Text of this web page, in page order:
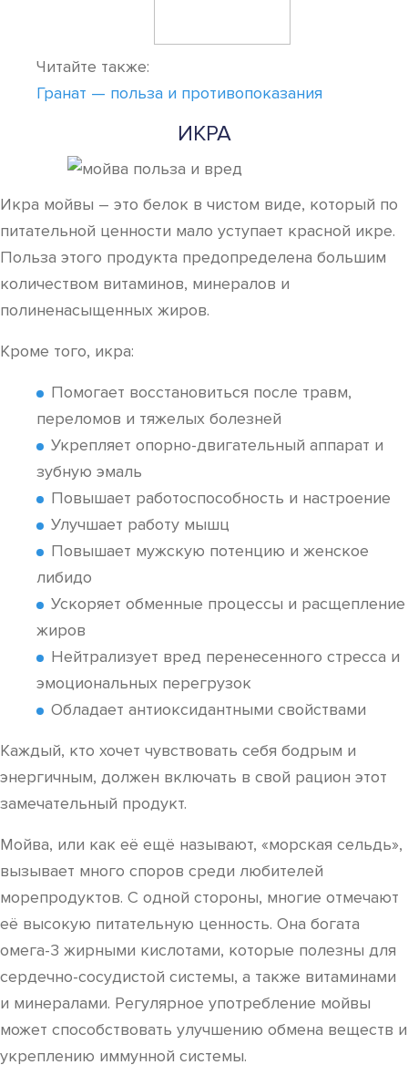
Читайте также:
Гранат — польза и противопоказания
ИКРА
Икра мойвы – это белок в чистом виде, который по
питательной ценности мало уступает красной икре.
Польза этого продукта предопределена большим
количеством витаминов, минералов и
полиненасыщенных жиров.
Кроме того, икра:
Помогает восстановиться после травм,
переломов и тяжелых болезней
Укрепляет опорно-двигательный аппарат и
зубную эмаль
Повышает работоспособность и настроение
Улучшает работу мышц
Повышает мужскую потенцию и женское
либидо
Ускоряет обменные процессы и расщепление
жиров
Нейтрализует вред перенесенного стресса и
эмоциональных перегрузок
Обладает антиоксидантными свойствами
Каждый, кто хочет чувствовать себя бодрым и
энергичным, должен включать в свой рацион этот
замечательный продукт.
Мойва, или как её ещё называют, «морская сельдь»,
вызывает много споров среди любителей
морепродуктов. С одной стороны, многие отмечают
её высокую питательную ценность. Она богата
омега-3 жирными кислотами, которые полезны для
сердечно-сосудистой системы, а также витаминами
и минералами. Регулярное употребление мойвы
может способствовать улучшению обмена веществ и
укреплению иммунной системы.